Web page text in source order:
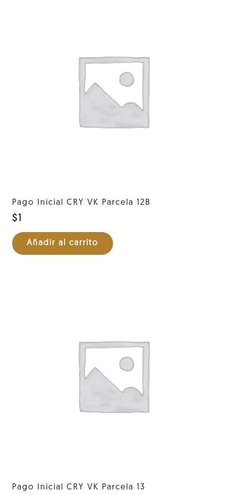
Pago Inicial CRY VK Parcela 12B
$ 1
Añadir al carrito
Pago Inicial CRY VK Parcela 13